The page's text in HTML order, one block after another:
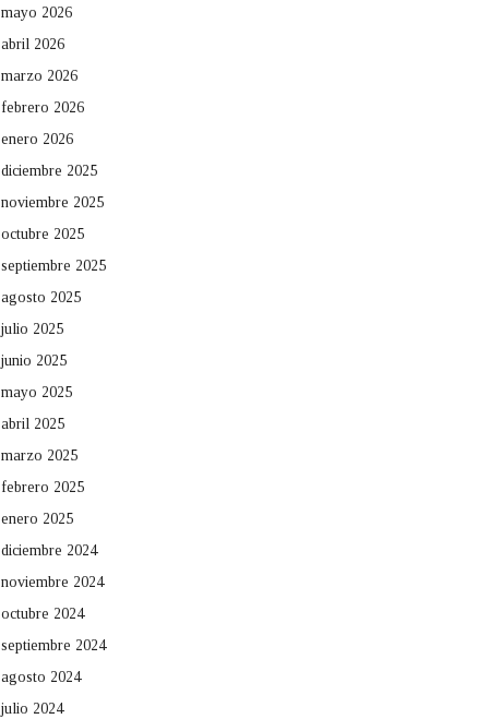
mayo 2026
abril 2026
marzo 2026
febrero 2026
enero 2026
diciembre 2025
noviembre 2025
octubre 2025
septiembre 2025
agosto 2025
julio 2025
junio 2025
mayo 2025
abril 2025
marzo 2025
febrero 2025
enero 2025
diciembre 2024
noviembre 2024
octubre 2024
septiembre 2024
agosto 2024
julio 2024